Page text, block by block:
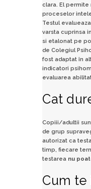
clara. El permite
proceselor
Testul
varsta cuprinsa
si etalonat pe
de Colegiul
fost adaptat în
indicatori
evaluarea
Cat
Copiii/adultii
de grup
autorizat ca
timp, fiecare
testarea nu
Cum te